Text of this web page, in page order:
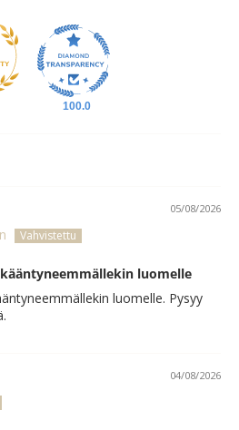
100.0
05/08/2026
luomelle
luomelle. Pysyy
04/08/2026